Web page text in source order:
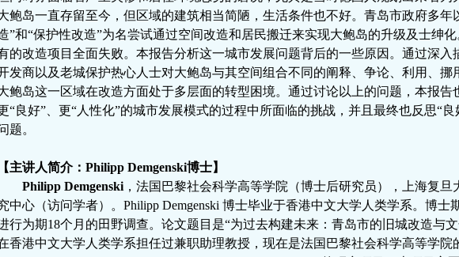
鲍岛一直存留至今，但区域的建筑相当简陋，生活条件也不好。青岛市政府多年
”和“保护性改造”为名尝试通过空间改造和居民搬迁来实现大鲍岛的升级及士绅
的改造项目全面失败。本报告分析这一城市发展问题背后的一些原因。通过深入
发商以及老城保护热心人士对大鲍岛与其空间组合不同的阐释 争论 、利用、
鲍岛这一区域在改造方面处于多层面的转型困境。通过讨论以上的问题，本报告
“良好” 、更“人性化”的城市发展模式的过程中所面临的挑战，并且最终也反思“良
题。
【主讲人简介： Philipp Demgenski博士】
Philipp Demgenski ，法国巴黎社会科学高等学院（博士后研究员），上海复
中心（访问学者）。 Philipp Demgenski 博士毕业于香港中文大学人类学系。博士
行为期18个月的田野调查。论文题目是“为过去构建未来：青岛市的旧城改造与文
香港中文大学人类学系担任过兼职助理教授，现在是法国巴黎社会科学高等学院